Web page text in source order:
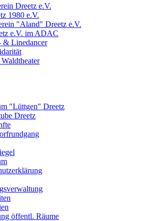
Dreetz e.V.
1980 e.V.
"Aland" Dreetz e.V.
e.V. im ADAC
& Linedancer
"Lüttgen" Dreetz
Dreetz
öffentl. Räume